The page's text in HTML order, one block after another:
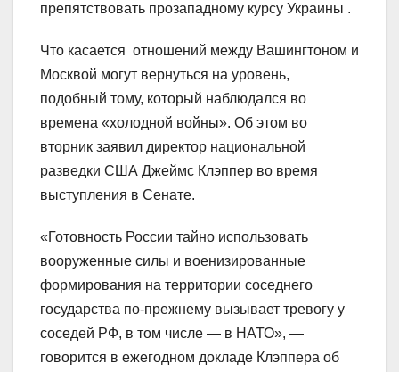
препятствовать прозападному курсу Украины .
Что касается отношений между Вашингтоном и
Москвой могут вернуться на уровень,
подобный тому, который наблюдался во
времена «холодной войны». Об этом во
вторник заявил директор национальной
разведки США Джеймс Клэппер во время
выступления в Сенате.
«Готовность России тайно использовать
вооруженные силы и военизированные
формирования на территории соседнего
государства по-прежнему вызывает тревогу у
соседей РФ, в том числе — в НАТО», —
говорится в ежегодном докладе Клэппера об